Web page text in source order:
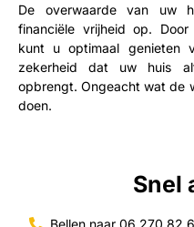
De overwaarde van uw
financiële vrijheid op.
kunt u optimaal genieten
zekerheid dat uw huis
opbrengt. Ongeacht wat de
doen.
Snel
Bellen naar 06 270 82